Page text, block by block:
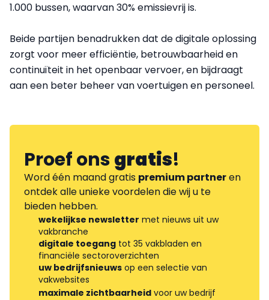
1.000 bussen, waarvan 30% emissievrij is.
Beide partijen benadrukken dat de digitale oplossing
zorgt voor meer efficiëntie, betrouwbaarheid en
continuïteit in het openbaar vervoer, en bijdraagt
aan een beter beheer van voertuigen en personeel.
Proef onsgratis!
Word één maand gratis premium partneren
ontdek alle unieke voordelen die wij u te
bieden hebben.
wekelijkse newsletter met nieuws uit uw
vakbranche
digitale toegang tot 35 vakbladen en
financiële sectoroverzichten
uw bedrijfsnieuws op een selectie van
vakwebsites
maximale zichtbaarheid voor uw bedrijf